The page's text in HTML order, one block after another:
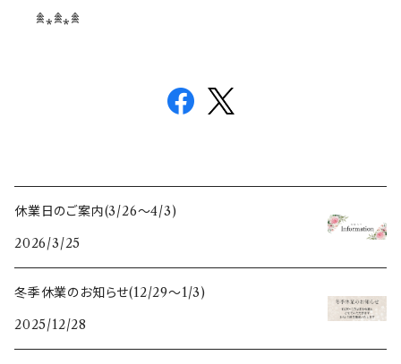
𖠰⁎𖠰⁎𖠰
休業日のご案内(3/26〜4/3)
2026/3/25
冬季休業のお知らせ(12/29〜1/3)
2025/12/28